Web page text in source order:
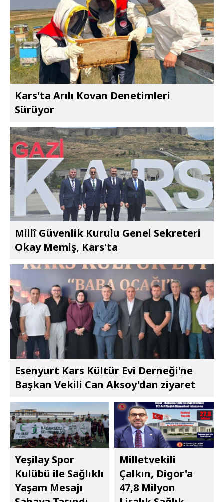
Kars'ta Arılı Kovan Denetimleri
Sürüyor
Millî Güvenlik Kurulu Genel Sekreteri
Okay Memiş, Kars'ta
Esenyurt Kars Kültür Evi Derneği'ne
Başkan Vekili Can Aksoy'dan ziyaret
Yeşilay Spor
Kulübü ile Sağlıklı
Yaşam Mesajı
Milletvekili
Çalkın, Digor'a
47,8 Milyon